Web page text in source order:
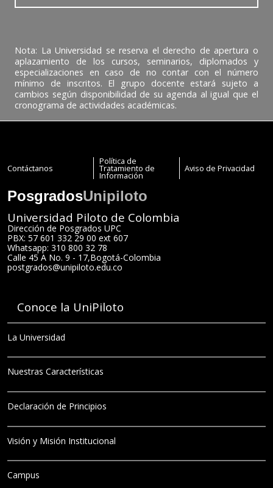
Nota: La Universidad se reserva el derecho de apertura o
aplazamiento de los cursos, seminarios, diplomados y
especializaciones en caso de no contar con el número
mínimo de inscritos. El grupo docente estará sujeto a
cambios según disponibilidad de su agenda al igual que el
cronograma de actividades académicas.
Contáctanos
Política de
Tratamiento de
Información
Aviso de Privacidad
PosgradosUnipiloto
Universidad Piloto de Colombia
Dirección de Posgrados UPC
PBX: 57 601 332 29 00 ext 607
Whatsapp: 310 800 32 78
Calle 45 A No. 9 - 17,Bogotá-Colombia
postgrados@unipiloto.edu.co
Conoce la UniPiloto
La Universidad
Nuestras Características
Declaración de Principios
Visión y Misión Institucional
Campus